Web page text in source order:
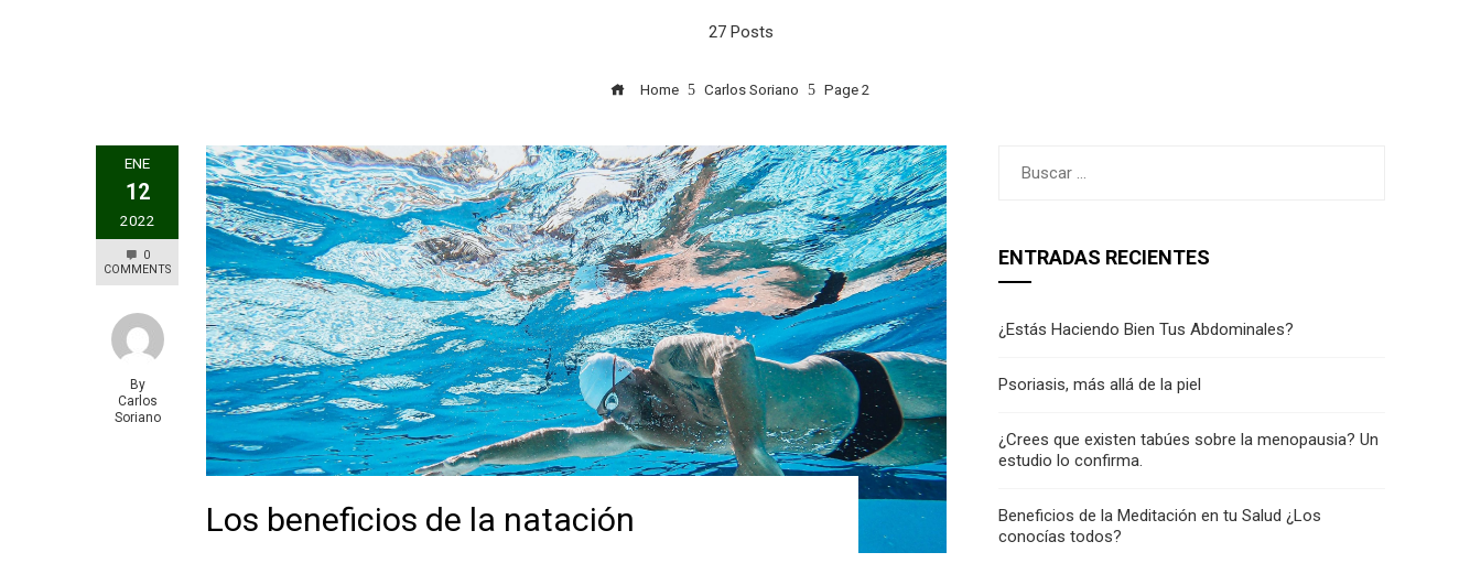
27 Posts
Home Carlos Soriano Page 2
ENE
12
2022
0
COMMENTS
By
Carlos
Soriano
Los beneficios de la natación
ENTRADAS RECIENTES
¿Estás Haciendo Bien Tus Abdominales?
Psoriasis, más allá de la piel
¿Crees que existen tabúes sobre la menopausia? Un
estudio lo confirma.
Beneficios de la Meditación en tu Salud ¿Los
conocías todos?